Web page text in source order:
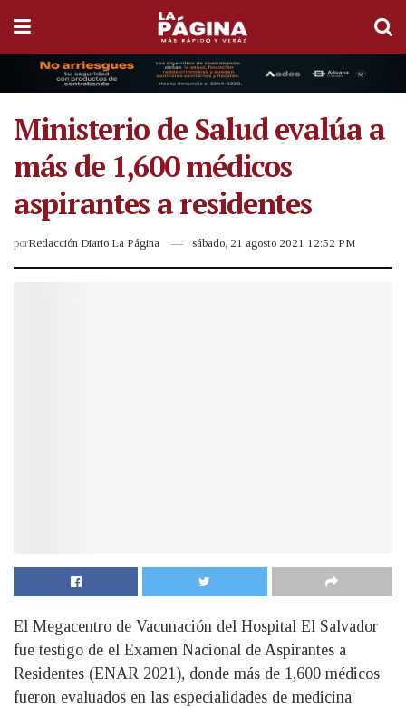
Ministerio de Salud evalúa a
más de 1,600 médicos
aspirantes a residentes
porRedacción Diario La Página sábado, 21 agosto 2021 12:52 PM
El Megacentro de Vacunación del Hospital El Salvador
fue testigo de el Examen Nacional de Aspirantes a
Residentes (ENAR 2021), donde más de 1,600 médicos
fueron evaluados en las especialidades de medicina